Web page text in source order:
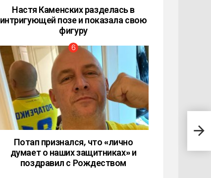
Настя Каменских разделась в
интригующей позе и показала свою
фигуру
Потап признался, что «лично
думает о наших защитниках» и
поздравил с Рождеством